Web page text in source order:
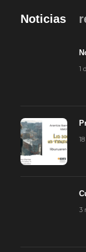
Noticias
1
3